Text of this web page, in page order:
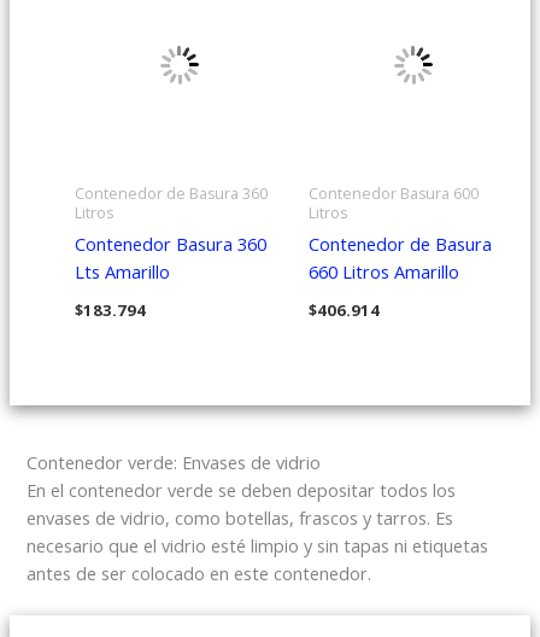
Contenedor de Basura 360
Litros
Contenedor Basura 360
Lts Amarillo
$183.794
Contenedor Basura 600
Litros
Contenedor de Basura
660 Litros Amarillo
$406.914
Contenedor verde: Envases de vidrio
En el contenedor verde se deben depositar todos los
envases de vidrio, como botellas, frascos y tarros. Es
necesario que el vidrio esté limpio y sin tapas ni etiquetas
antes de ser colocado en este contenedor.